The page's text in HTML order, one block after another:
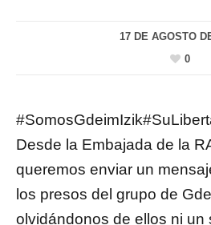
17 DE AGOSTO
0
Desde la Embajada de la
queremos enviar un
los presos del grupo de
olvidándonos de ellos ni un